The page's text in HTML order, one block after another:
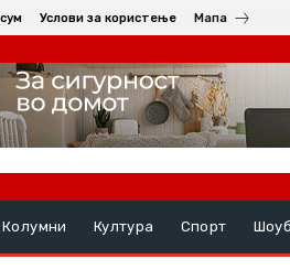
Услови за користење Мапа
Колумни Култура Спорт